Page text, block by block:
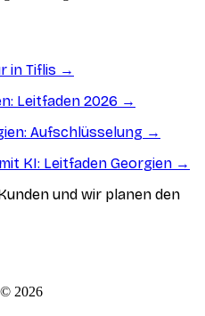
in Tiflis →
Leitfaden 2026 →
Aufschlüsselung →
KI: Leitfaden Georgien →
und wir planen den
© 2026